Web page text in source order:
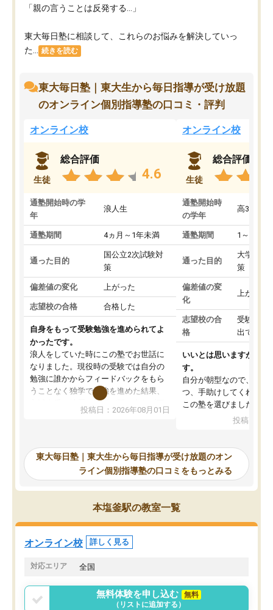
「親の言うことは反発する…」
東大毎日塾に相談して、これらのお悩みを解決していっ
た...
続きを読む
東大毎日塾｜東大生から毎日指導が受け放題
のオンライン個別指導塾の口コミ・評判
オンライン校
生徒
総合評価
4.6
通塾開始時の学
年
浪人生
通塾期間 4ヵ月～1年未満
通った目的
国公立2次試験対
策
偏差値の変化 上がった
志望校の合格 合格した
自身をもって受験勉強を進められてよ
かったです。
浪人をしていた時にこの塾でお世話に
なりました。現役時の受験では自分の
勉強に誰かからフィードバックをもら
うことなく独学で勉強を進めた結果、
入試本番に地歴の学習が間に合わず不
合格となってしまいました。その経験
東大毎日塾にたどり着きました。学習
の長期計画や日々の勉強のやり方につ
いて客観的なアドバイスをいただけた
ので、自信をもって受験勉強を進める
ことができました。自分のように勉強
のやり方や進捗管理で苦労している方
には特におすすめしたい塾です。
投稿日：2026年08月01日
オンライン校
生徒
総合評価
通塾開始時
の学年
高3
通塾期間 1～3ヵ月
通った目的
大学入学
策
偏差値の変
化
上がった
志望校の合
格
受験して
出ていな
いいとは思いますが、料
す。
自分が朝型なので、自習
つ、手助けしてくれる設
この塾を選びました。
投稿日：
東大毎日塾｜東大生から毎日指導が受け放題のオン
ライン個別指導塾の口コミをもっとみる
本塩釜駅の教室一覧
オンライン校 詳しく見る
対応エリア 全国
無料体験を申し込む
無料
（リストに追加する）